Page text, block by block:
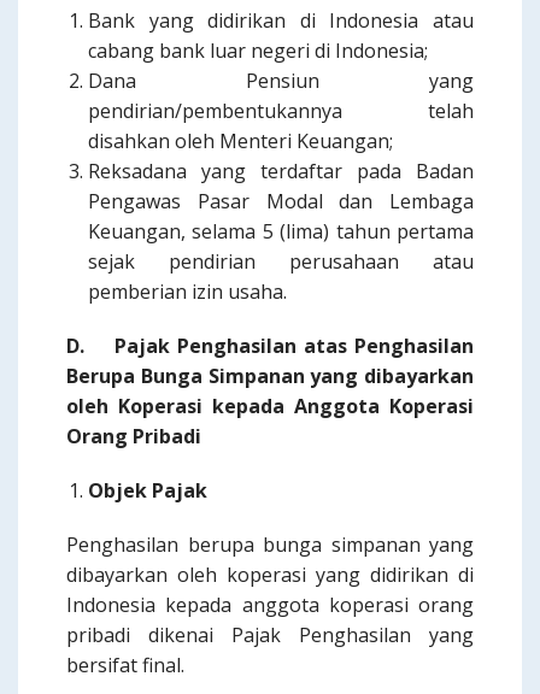
Bank yang didirikan di Indonesia atau
cabang bank luar negeri di Indonesia;
Dana Pensiun yang
pendirian/pembentukannya telah
disahkan oleh Menteri Keuangan;
Reksadana yang terdaftar pada Badan
Pengawas Pasar Modal dan Lembaga
Keuangan, selama 5 (lima) tahun pertama
sejak pendirian perusahaan atau
pemberian izin usaha.
D. Pajak Penghasilan atas Penghasilan
Berupa Bunga Simpanan yang dibayarkan
oleh Koperasi kepada Anggota Koperasi
Orang Pribadi
Objek Pajak
Penghasilan berupa bunga simpanan yang
dibayarkan oleh koperasi yang didirikan di
Indonesia kepada anggota koperasi orang
pribadi dikenai Pajak Penghasilan yang
bersifat final.